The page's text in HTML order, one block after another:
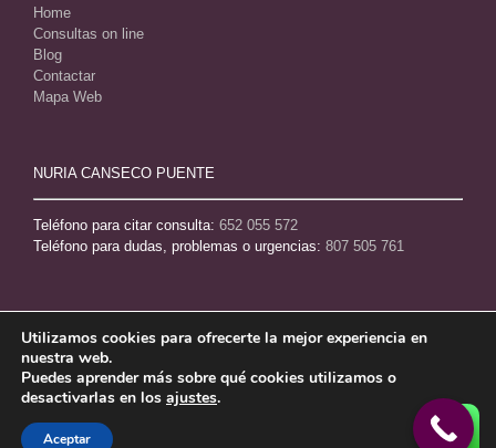
Home
Consultas on line
Blog
Contactar
Mapa Web
NURIA CANSECO PUENTE
Teléfono para citar consulta: 652 055 572
Teléfono para dudas, problemas o urgencias: 807 505 761
Utilizamos cookies para ofrecerte la mejor experiencia en
nuestra web.
Puedes aprender más sobre qué cookies utilizamos o
desactivarlas en los ajustes.
Aceptar